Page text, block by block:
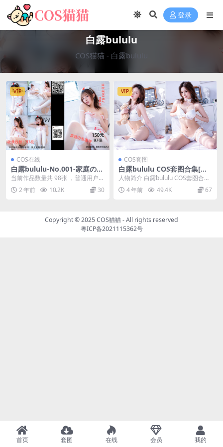
登录
白露bululu
COS猫猫 - 白露bululu
VIP
COS在线
白露bululu-No.001-家庭の看
護婦 [98P]
当前作品数量共 98张 ，普通用户免
费查看前三张；会员全站免费看：
解锁会员权限白...
2 年前 10.2K 30
VIP
COS套图
白露bululu COS套图合集[更
新至2期]
人物简介 白露bululu COS套图合集
下载+在线[更新至2期] 哈喽~各位
小...4 年前 49.4K 67
Copyright © 2025COS猫猫- All rights reserved
粤ICP备2021115362号
首页 套图 在线 会员 我的